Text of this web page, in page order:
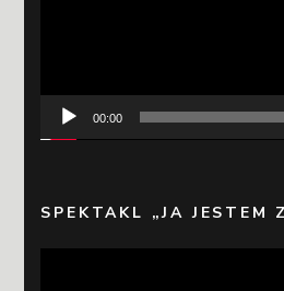
00:00
SPEKTAKL „JA JESTEM